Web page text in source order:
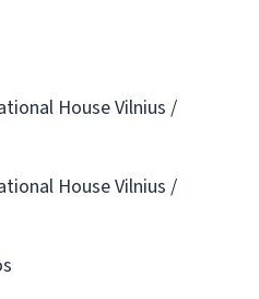
House Vilnius /
House Vilnius /